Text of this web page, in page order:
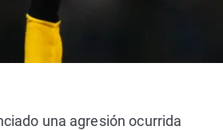
una agresión ocurrida